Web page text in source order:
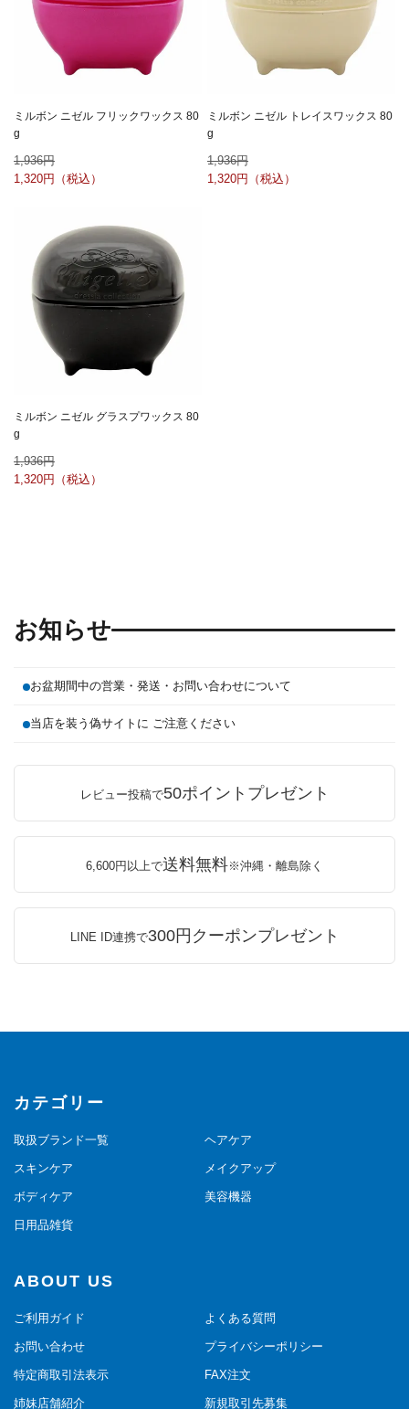
ミルボン ニゼル フリックワックス 80
g
1,936
1,320
ミルボン ニゼル トレイスワックス 80
g
1,936
1,320
ミルボン ニゼル グラスプワックス 80
g
1,936
1,320
お知らせ
お盆期間中の営業・発送・お問い合わせについて
当店を装う偽サイトに ご注意ください
レビュー投稿で50ポイントプレゼント
6,600円以上で送料無料※沖縄・離島除く
LINE ID連携で300円クーポンプレゼント
カテゴリー
取扱ブランド一覧 ヘアケア
スキンケア メイクアップ
ボディケア 美容機器
日用品雑貨
ABOUT US
ご利用ガイド よくある質問
お問い合わせ プライバシーポリシー
特定商取引法表示 FAX注文
姉妹店舗紹介 新規取引先募集